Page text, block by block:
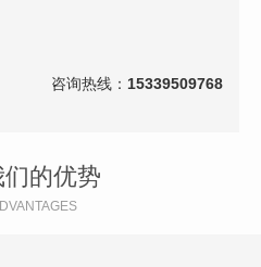
咨询热线： 15339509768
的优势